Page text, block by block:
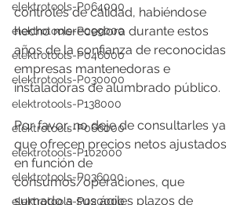
elektrotools-P064000
elektrotools-P099000
elektrotools-P046000
elektrotools-P030000
elektrotools-P138000
elektrotools-P066000
elektrotools-P102000
elektrotools-P036000
elektrotools-P020000
controles de calidad, habiéndose
hecho merecedora durante estos
años de la confianza de reconocidas
empresas mantenedoras e
instaladoras de alumbrado público.
Por favor, no deje de consultarles ya
que ofrecen precios netos ajustados
en función de
consumos/operaciones, que
sumado a sus ágiles plazos de